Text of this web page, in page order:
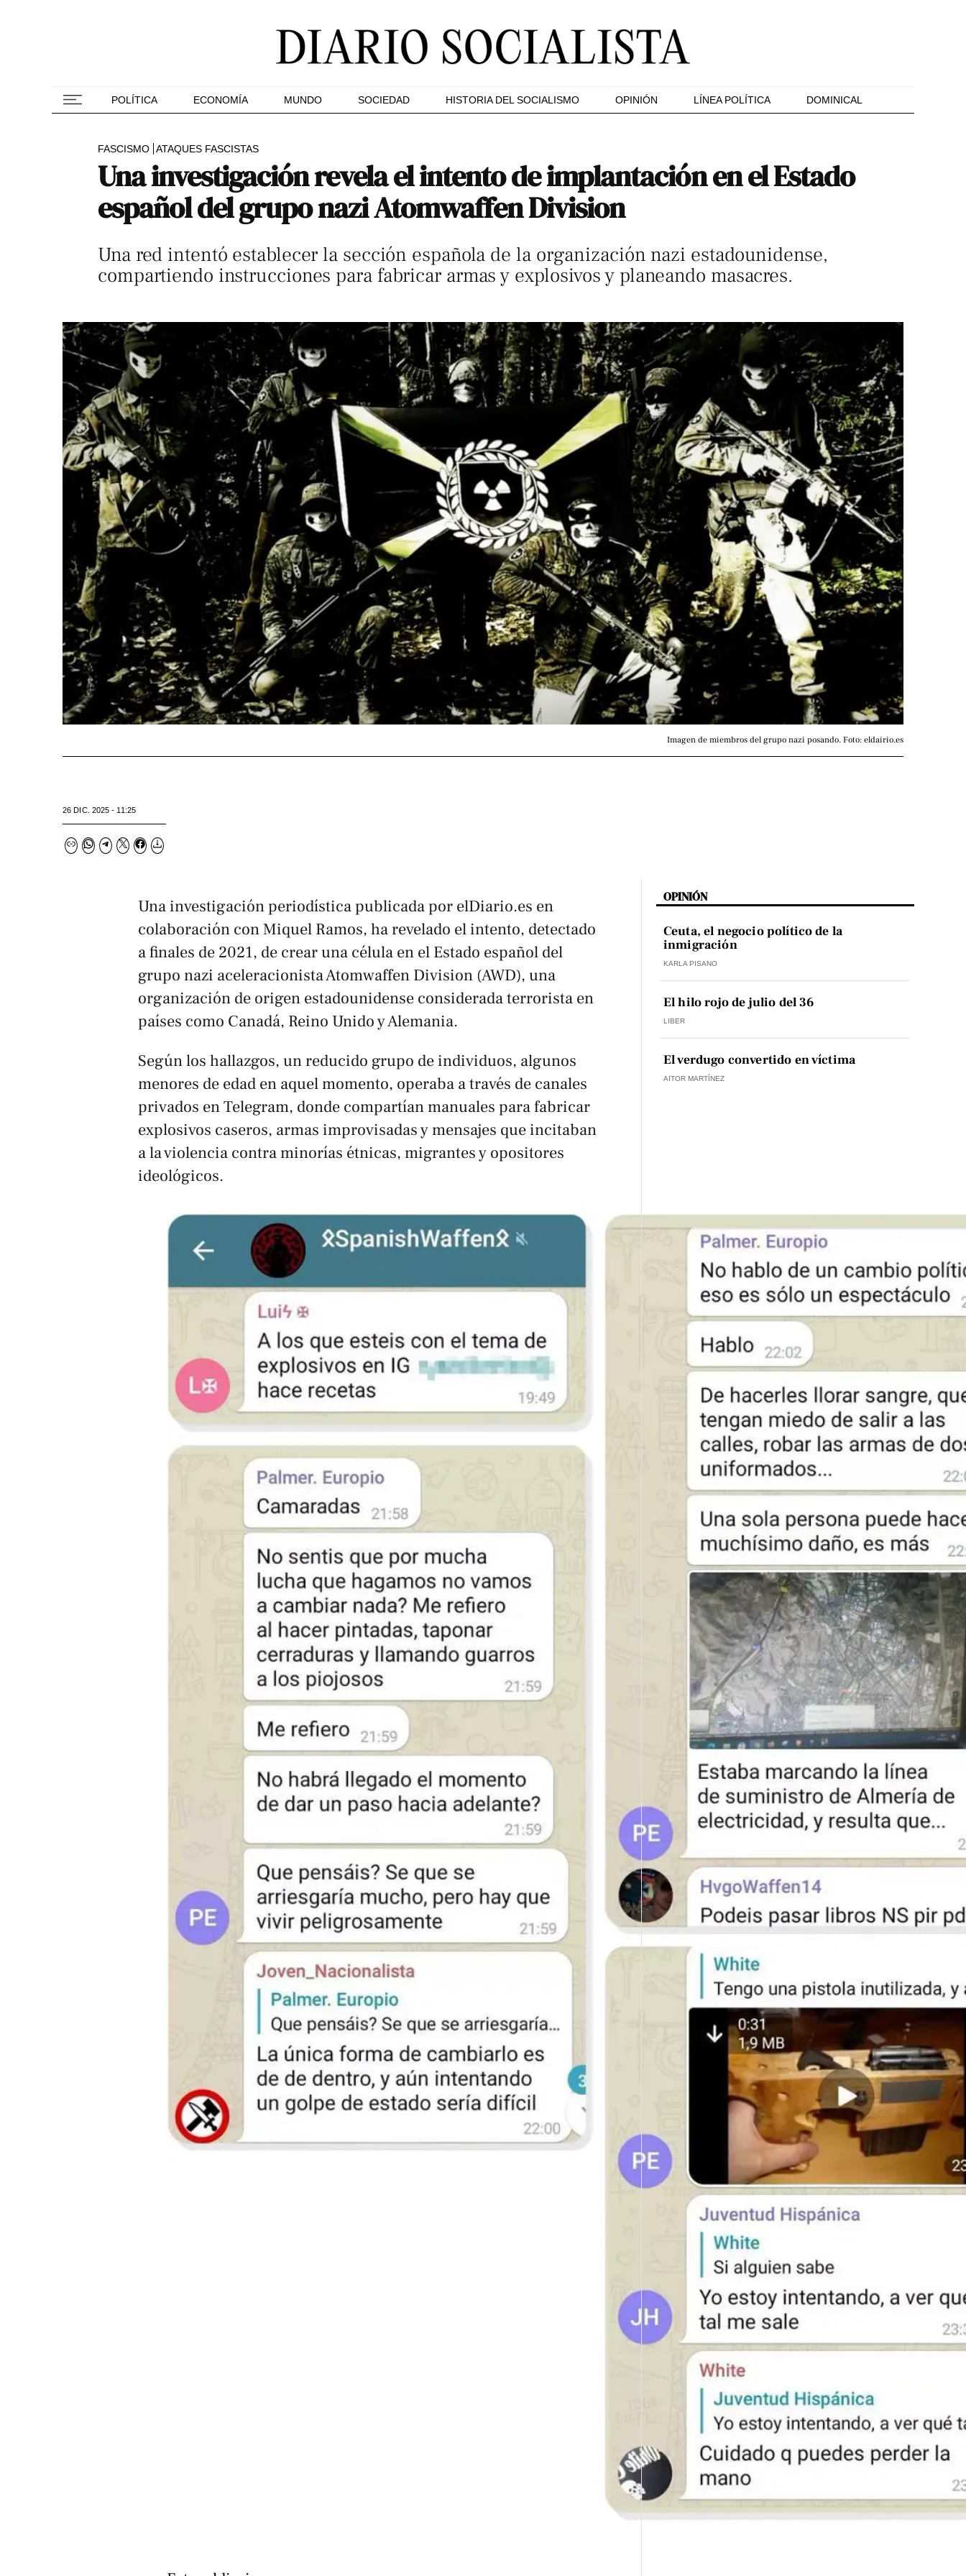
POLÍTICA ECONOMÍA MUNDO SOCIEDAD HISTORIA DEL SOCIALISMO OPINIÓN LÍNEA POLÍTICA DOMINICAL
FASCISMO ATAQUES FASCISTAS
Una investigación revela el intento de implantación en el Estado
español del grupo nazi Atomwaffen Division
Una red intentó establecer la sección española de la organización nazi estadounidense,
compartiendo instrucciones para fabricar armas y explosivos y planeando masacres.
Imagen de miembros del grupo nazi posando. Foto: eldairio.es
26 DIC. 2025 - 11:25
Una investigación periodística publicada por elDiario.es en
colaboración con Miquel Ramos, ha revelado el intento, detectado
a finales de 2021, de crear una célula en el Estado español del
grupo nazi aceleracionista Atomwaffen Division (AWD), una
organización de origen estadounidense considerada terrorista en
países como Canadá, Reino Unido y Alemania.
Según los hallazgos, un reducido grupo de individuos, algunos
menores de edad en aquel momento, operaba a través de canales
privados en Telegram, donde compartían manuales para fabricar
explosivos caseros, armas improvisadas y mensajes que incitaban
a la violencia contra minorías étnicas, migrantes y opositores
ideológicos.
OPINIÓN
Ceuta, el negocio político de la
inmigración
KARLA PISANO
El hilo rojo de julio del 36
LIBER
El verdugo convertido en víctima
AITOR MARTÍNEZ